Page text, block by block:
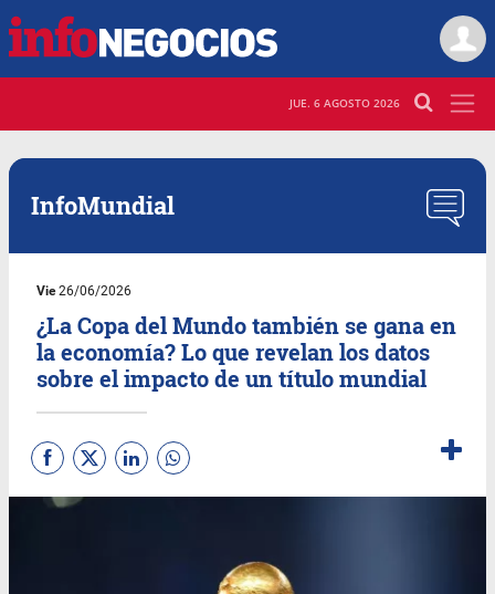
JUE. 6 AGOSTO 2026
InfoMundial
Vie26/06/2026
¿La Copa del Mundo también se gana en
la economía? Lo que revelan los datos
sobre el impacto de un título mundial